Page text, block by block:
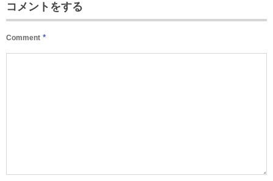
コメントをする
Comment *